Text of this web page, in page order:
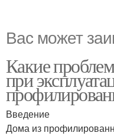
Вас может
Какие
при
Введение
Дома из